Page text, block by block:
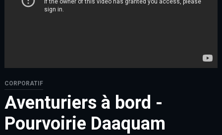
CORPORATIF
Aventuriers à bord -
Pourvoirie Daaquam